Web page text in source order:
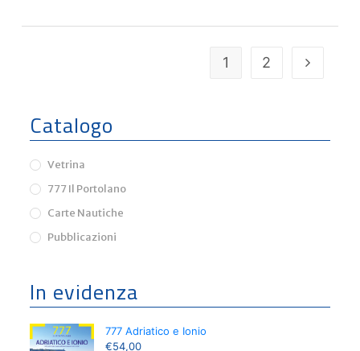
1 2
Catalogo
Vetrina
777 Il Portolano
Carte Nautiche
Pubblicazioni
In evidenza
777 Adriatico e Ionio
€54,00